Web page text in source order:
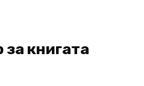
книгата